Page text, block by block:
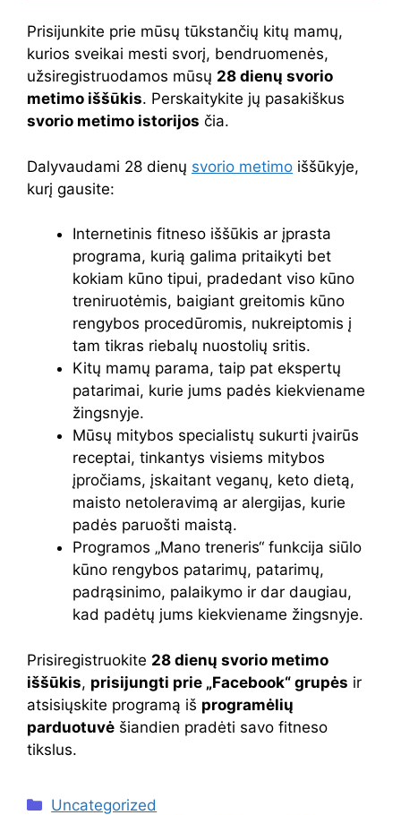
Prisijunkite prie mūsų tūkstančių kitų mamų,
kurios sveikai mesti svorį, bendruomenės,
užsiregistruodamos mūsų 28 dienų svorio
metimo iššūkis. Perskaitykite jų pasakiškus
svorio metimo istorijos čia.
Dalyvaudami 28 dienų svorio metimo iššūkyje,
kurį gausite:
Internetinis fitneso iššūkis ar įprasta
programa, kurią galima pritaikyti bet
kokiam kūno tipui, pradedant viso kūno
treniruotėmis, baigiant greitomis kūno
rengybos procedūromis, nukreiptomis į
tam tikras riebalų nuostolių sritis.
Kitų mamų parama, taip pat ekspertų
patarimai, kurie jums padės kiekviename
žingsnyje.
Mūsų mitybos specialistų sukurti įvairūs
receptai, tinkantys visiems mitybos
įpročiams, įskaitant veganų, keto dietą,
maisto netoleravimą ar alergijas, kurie
padės paruošti maistą.
Programos „Mano treneris“ funkcija siūlo
kūno rengybos patarimų, patarimų,
padrąsinimo, palaikymo ir dar daugiau,
kad padėtų jums kiekviename žingsnyje.
Prisiregistruokite 28 dienų svorio metimo
iššūkis, prisijungti prie „Facebook“ grupės ir
atsisiųskite programą iš programėlių
parduotuvė šiandien pradėti savo fitneso
tikslus.
Kategorijos
Uncategorized